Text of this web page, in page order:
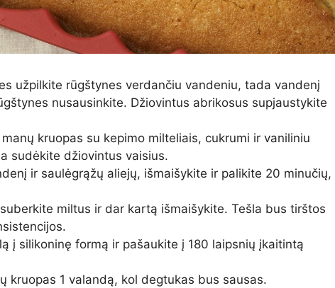
užpilkite rūgštynes verdančiu vandeniu, tada vandenį
nusausinkite. Džiovintus abrikosus supjaustykite
kruopas su kepimo milteliais, cukrumi ir vaniliniu
sudėkite džiovintus vaisius.
ir saulėgrąžų aliejų, išmaišykite ir palikite 20 minučių,
miltus ir dar kartą išmaišykite. Tešla bus tirštos
į silikoninę formą ir pašaukite į 180 laipsnių įkaitintą
kruopas 1 valandą, kol degtukas bus sausas.